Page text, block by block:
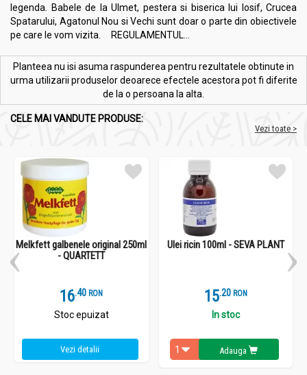
legenda. Babele de la Ulmet, pestera si biserica lui Iosif, Crucea
Spatarului, Agatonul Nou si Vechi sunt doar o parte din obiectivele
pe care le vom vizita. REGULAMENTUL...
Planteea nu isi asuma raspunderea pentru rezultatele obtinute in
urma utilizarii produselor deoarece efectele acestora pot fi diferite
de la o persoana la alta.
CELE MAI VANDUTE PRODUSE:
Vezi toate >
Melkfett galbenele original 250ml
- QUARTETT
16.4 RON
Stoc epuizat
Vezi detalii
Ulei ricin 100ml - SEVA PLANT
15.2 RON
In stoc
Adauga